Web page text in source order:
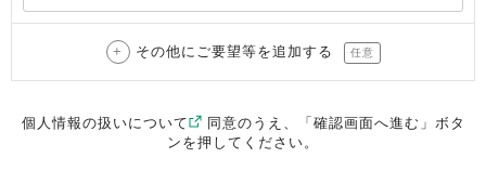
その他にご要望等を追加する 任意
個人情報の扱いについて
同意のうえ、「確認画面へ進む」ボタ
ンを押してください。